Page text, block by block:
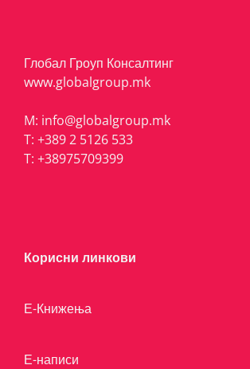
Глобал Гроуп Консалтинг
www.globalgroup.mk
M: info@globalgroup.mk
T: +389 2 5126 533
T: +38975709399
Корисни линкови
Е-Книжења
Е-написи